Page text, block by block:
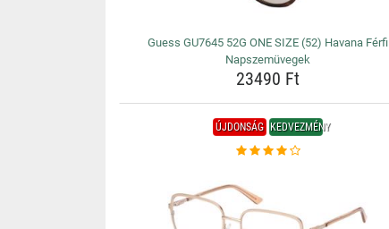
Guess GU7645 52G ONE SIZE (52) Havana Férfi
Napszemüvegek
23490 Ft
ÚJDONSÁG KEDVEZMÉNY